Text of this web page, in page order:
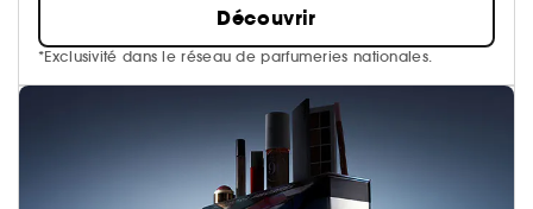
Découvrir
*Exclusivité dans le réseau de parfumeries nationales.